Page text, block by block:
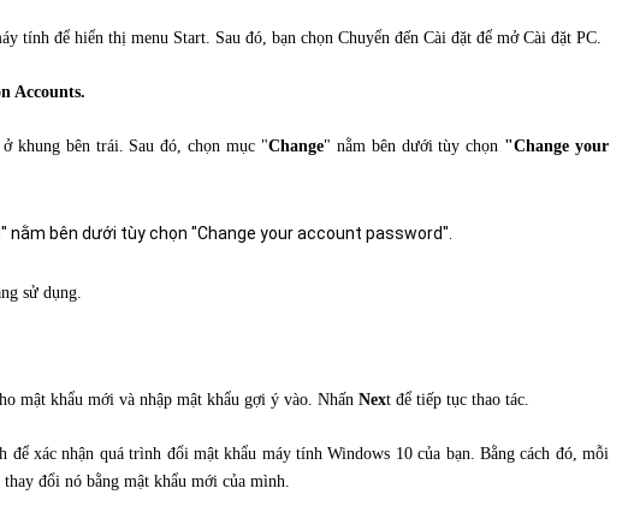
tính để hiển thị menu Start. Sau đó, bạn chọn Chuyển đến Cài đặt để mở Cài đặt PC.
n Accounts.
ở khung bên trái. Sau đó, chọn mục "Change" nằm bên dưới tùy chọn "Change your
sử dụng.
mật khẩu mới và nhập mật khẩu gợi ý vào. Nhấn Next để tiếp tục thao tác.
để xác nhận quá trình đổi mật khẩu máy tính Windows 10 của bạn. Bằng cách đó, mỗi
đổi nó bằng mật khẩu mới của mình.